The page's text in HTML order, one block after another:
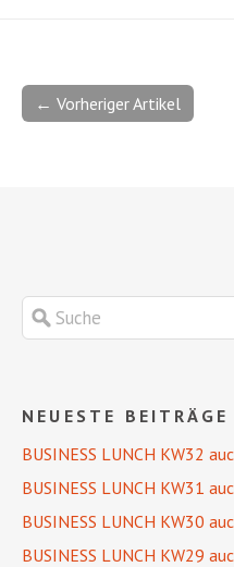
← Vorheriger Artikel
NEUESTE BEITRÄGE
BUSINESS LUNCH KW32
BUSINESS LUNCH KW31
BUSINESS LUNCH KW30
BUSINESS LUNCH KW29